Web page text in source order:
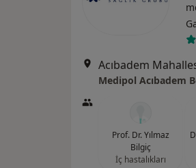
Medipol Acıbadem
Prof. Dr. Yılmaz
Bilgiç
İç hastalıkları